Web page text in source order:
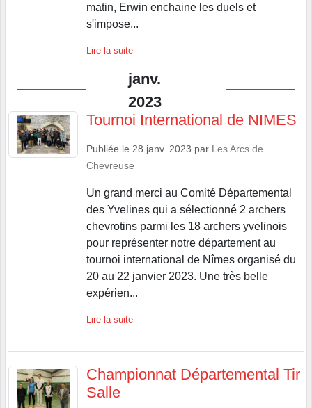
matin, Erwin enchaine les duels et
s'impose...
Lire la suite
janv.
2023
Tournoi International de NIMES
Publiée le 28 janv. 2023 par Les Arcs de
Chevreuse
Un grand merci au Comité Départemental
des Yvelines qui a sélectionné 2 archers
chevrotins parmi les 18 archers yvelinois
pour représenter notre département au
tournoi international de Nîmes organisé du
20 au 22 janvier 2023. Une très belle
expérien...
Lire la suite
Championnat Départemental Tir
Salle